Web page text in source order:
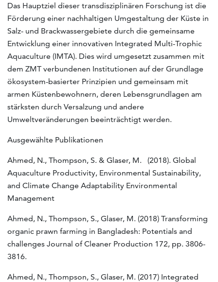
Das Hauptziel dieser transdisziplinären Forschung ist die
Förderung einer nachhaltigen Umgestaltung der Küste in
Salz- und Brackwassergebiete durch die gemeinsame
Entwicklung einer innovativen Integrated Multi-Trophic
Aquaculture (IMTA). Dies wird umgesetzt zusammen mit
dem ZMT verbundenen Institutionen auf der Grundlage
ökosystem-basierter Prinzipien und gemeinsam mit
armen Küstenbewohnern, deren Lebensgrundlagen am
stärksten durch Versalzung und andere
Umweltveränderungen beeinträchtigt werden.
Ausgewählte Publikationen
Ahmed, N., Thompson, S. & Glaser, M. (2018). Global
Aquaculture Productivity, Environmental Sustainability,
and Climate Change Adaptability Environmental
Management
Ahmed, N., Thompson, S., Glaser, M. (2018) Transforming
organic prawn farming in Bangladesh: Potentials and
challenges Journal of Cleaner Production 172, pp. 3806-
3816.
Ahmed, N., Thompson, S., Glaser, M. (2017) Integrated